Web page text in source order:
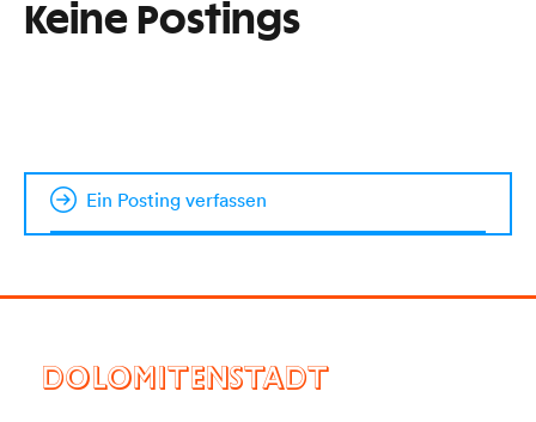
Keine Postings
Ein Posting verfassen
DOLOMITENSTADT